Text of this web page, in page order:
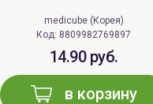
medicube (Корея)
Код: 8809982769897
14.90 руб.
в корзину